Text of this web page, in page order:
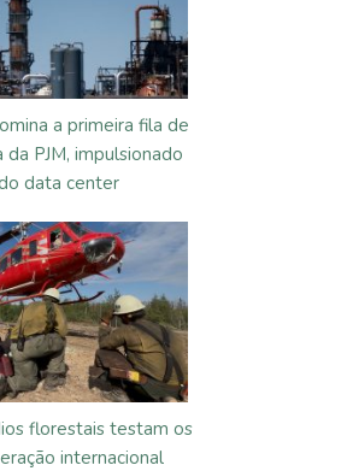
a primeira fila de
PJM, impulsionado
data center
florestais testam os
internacional